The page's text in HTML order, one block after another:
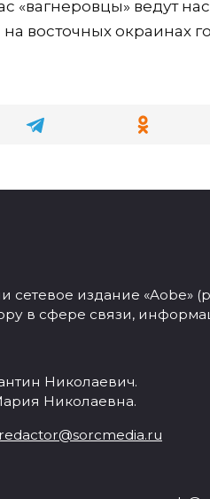
«вагнеровцы» ведут
восточных окраинах
издание «Aobe»
в сфере связи,
Николаевич.
Николаевна.
redactor@sorcmedia.ru